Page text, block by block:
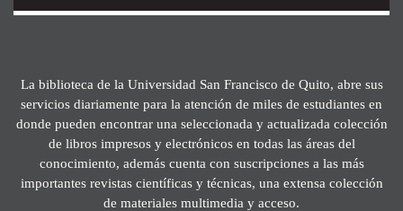
La biblioteca de la Universidad San Francisco de Quito, abre sus
servicios diariamente para la atención de miles de estudiantes en
donde pueden encontrar una seleccionada y actualizada colección
de libros impresos y electrónicos en todas las áreas del
conocimiento, además cuenta con suscripciones a las más
importantes revistas científicas y técnicas, una extensa colección
de materiales multimedia y acceso.